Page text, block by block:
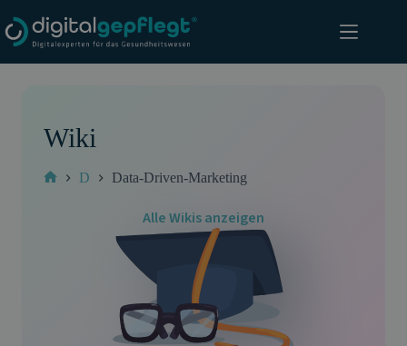
Inhalt
springen
Wiki
D Data-Driven-Marketing
Alle Wikis anzeigen